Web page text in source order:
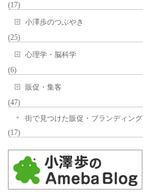
(17)
小澤歩のつぶやき
(25)
心理学・脳科学
(6)
販促・集客
(47)
街で見つけた販促・ブランディング
(17)